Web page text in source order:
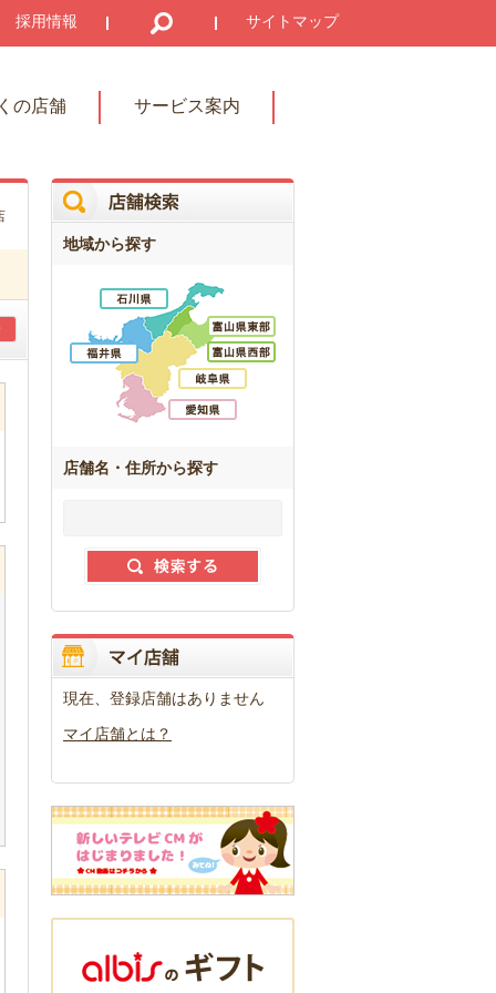
採用情報 サイトマップ
の店舗 サービス案内
地域から探す
店舗名・住所から探す
現在、登録店舗はありません
マイ店舗とは？